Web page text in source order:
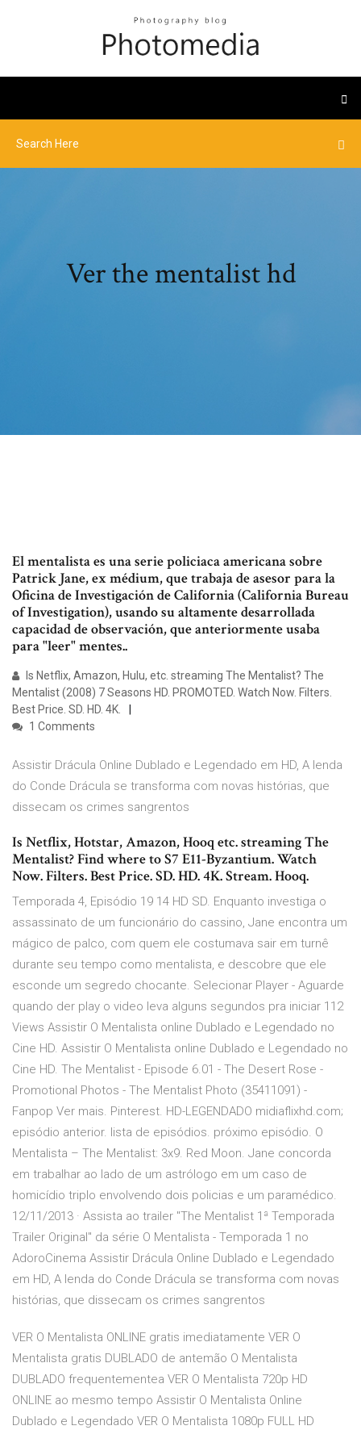
Ver the mentalist hd
El mentalista es una serie policiaca americana sobre
Patrick Jane, ex médium, que trabaja de asesor para la
Oficina de Investigación de California (California Bureau
of Investigation), usando su altamente desarrollada
capacidad de observación, que anteriormente usaba
para "leer" mentes..
Is Netflix, Amazon, Hulu, etc. streaming The Mentalist? The
Mentalist (2008) 7 Seasons HD. PROMOTED. Watch Now. Filters.
Best Price. SD. HD. 4K.
1 Comments
Assistir Drácula Online Dublado e Legendado em HD, A lenda
do Conde Drácula se transforma com novas histórias, que
dissecam os crimes sangrentos
Is Netflix, Hotstar, Amazon, Hooq etc. streaming The
Mentalist? Find where to S7 E11-Byzantium. Watch
Now. Filters. Best Price. SD. HD. 4K. Stream. Hooq.
Temporada 4, Episódio 19 14 HD SD. Enquanto investiga o
assassinato de um funcionário do cassino, Jane encontra um
mágico de palco, com quem ele costumava sair em turnê
durante seu tempo como mentalista, e descobre que ele
esconde um segredo chocante. Selecionar Player - Aguarde
quando der play o video leva alguns segundos pra iniciar 112
Views Assistir O Mentalista online Dublado e Legendado no
Cine HD. Assistir O Mentalista online Dublado e Legendado no
Cine HD. The Mentalist - Episode 6.01 - The Desert Rose -
Promotional Photos - The Mentalist Photo (35411091) -
Fanpop Ver mais. Pinterest. HD-LEGENDADO midiaflixhd.com;
episódio anterior. lista de episódios. próximo episódio. O
Mentalista – The Mentalist: 3x9. Red Moon. Jane concorda
em trabalhar ao lado de um astrólogo em um caso de
homicídio triplo envolvendo dois policias e um paramédico.
12/11/2013 · Assista ao trailer "The Mentalist 1ª Temporada
Trailer Original" da série O Mentalista - Temporada 1 no
AdoroCinema Assistir Drácula Online Dublado e Legendado
em HD, A lenda do Conde Drácula se transforma com novas
histórias, que dissecam os crimes sangrentos
VER O Mentalista ONLINE gratis imediatamente VER O
Mentalista gratis DUBLADO de antemão O Mentalista
DUBLADO frequentementea VER O Mentalista 720p HD
ONLINE ao mesmo tempo Assistir O Mentalista Online
Dublado e Legendado VER O Mentalista 1080p FULL HD